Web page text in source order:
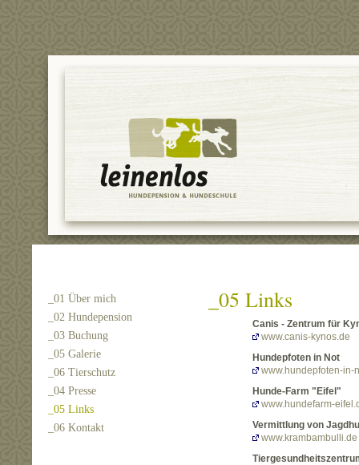
_01 Über mich
_02 Hundepension
_03 Buchung
_05 Galerie
_06 Tierschutz
_04 Presse
_05 Links
_06 Kontakt
_05 Links
Canis - Zentrum für
www.canis-kynos.de
Hundepfoten in Not
www.hundepfoten-in-
Hunde-Farm "Eifel"
www.hundefarm-
Vermittlung von
www.krambambulli.de